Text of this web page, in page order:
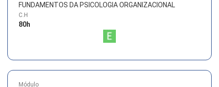
FUNDAMENTOS DA PSICOLOGIA ORGANIZACIONAL
C.H
80h
Módulo